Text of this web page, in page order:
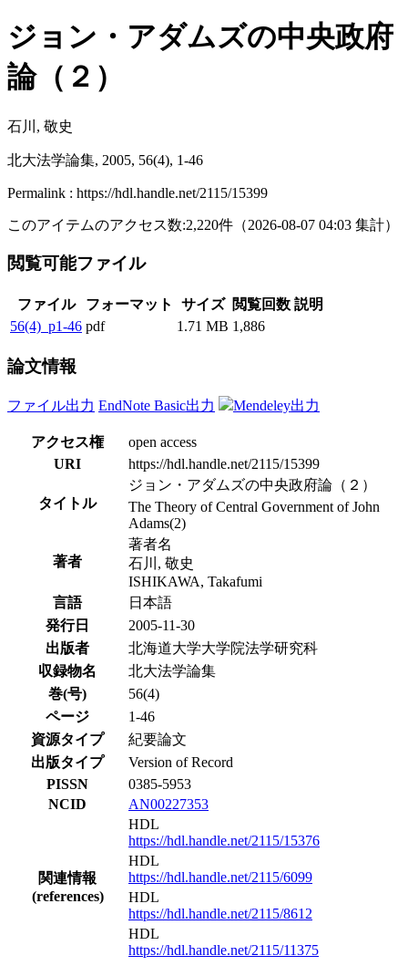
ジョン・アダムズの中央政府
論（２）
石川, 敬史
北大法学論集, 2005, 56(4), 1-46
Permalink : https://hdl.handle.net/2115/15399
このアイテムのアクセス数:2,220件 （2026-08-07 04:03 集計）
閲覧可能ファイル
ファイル フォーマット サイズ 閲覧回数 説明
56(4)_p1-46 pdf 1.71 MB 1,886
論文情報
ファイル出力 EndNote Basic出力 Mendeley出力
アクセス権
open access
URI
https://hdl.handle.net/2115/15399
タイトル
ジョン・アダムズの中央政府論（２）
The Theory of Central Government of John
Adams(2)
著者
著者名
石川, 敬史
ISHIKAWA, Takafumi
言語
日本語
発行日
2005-11-30
出版者
北海道大学大学院法学研究科
収録物名
北大法学論集
巻(号)
56(4)
ページ
1-46
資源タイプ
紀要論文
出版タイプ
Version of Record
PISSN
0385-5953
NCID
AN00227353
関連情報
(references)
HDL
https://hdl.handle.net/2115/15376
HDL
https://hdl.handle.net/2115/6099
HDL
https://hdl.handle.net/2115/8612
HDL
https://hdl.handle.net/2115/11375